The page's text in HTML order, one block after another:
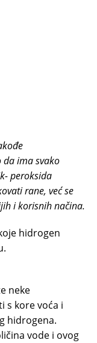
da ima svako
peroksida
rane, već se
i korisnih načina.
hidrogen
neke
s kore voća i
hidrogena.
vode i ovog